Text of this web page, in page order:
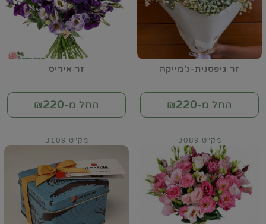
זר גיפסנית-ג'מייקה
החל מ-₪220
זר איריס
החל מ-₪220
מק"ט 3089 מק"ט 3109